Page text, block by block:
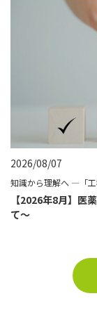
2026/08/07
知識から理解へ ―「
【2026年8月】
て～